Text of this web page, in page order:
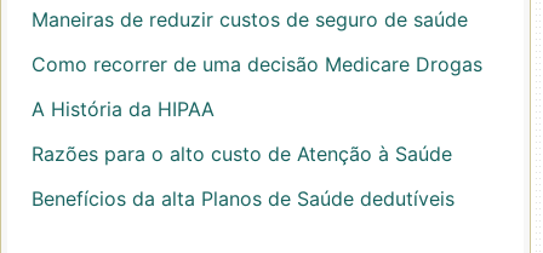
Maneiras de reduzir custos de seguro de saúde
Como recorrer de uma decisão Medicare Drogas
A História da HIPAA
Razões para o alto custo de Atenção à Saúde
Benefícios da alta Planos de Saúde dedutíveis